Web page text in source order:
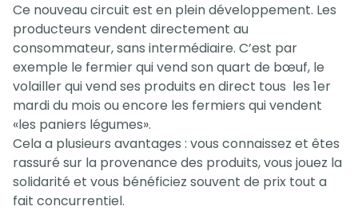
Ce nouveau circuit est en plein développement. Les
producteurs vendent directement au
consommateur, sans intermédiaire. C’est par
exemple le fermier qui vend son quart de bœuf, le
volailler qui vend ses produits en direct tous les 1er
mardi du mois ou encore les fermiers qui vendent
«les paniers légumes».
Cela a plusieurs avantages : vous connaissez et êtes
rassuré sur la provenance des produits, vous jouez la
solidarité et vous bénéficiez souvent de prix tout a
fait concurrentiel.